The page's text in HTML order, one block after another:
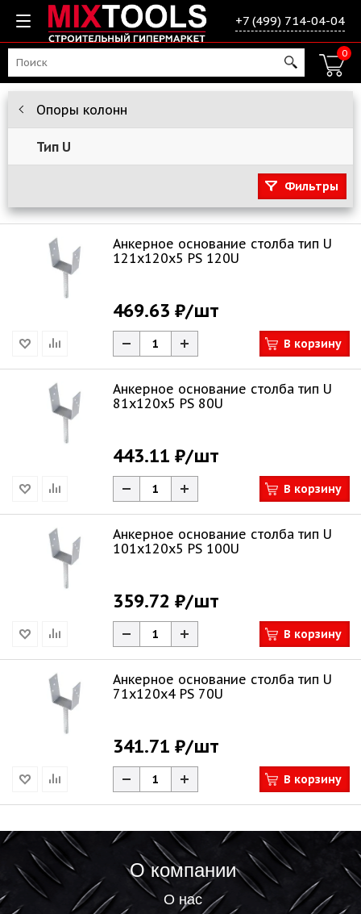
+7 (499) 714-04-04
0
Опоры колонн
Тип U
Фильтры
Анкерное основание столба тип U
121х120х5 PS 120U
469.63 ₽/шт
В корзину
Анкерное основание столба тип U
81х120х5 PS 80U
443.11 ₽/шт
В корзину
Анкерное основание столба тип U
101х120х5 PS 100U
359.72 ₽/шт
В корзину
Анкерное основание столба тип U
71х120х4 PS 70U
341.71 ₽/шт
В корзину
О компании
О нас